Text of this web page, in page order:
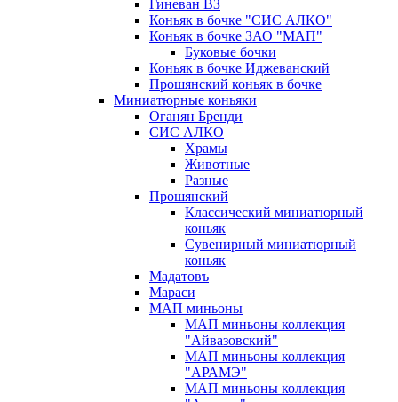
Гиневан ВЗ
Коньяк в бочке "СИС АЛКО"
Коньяк в бочке ЗАО "МАП"
Буковые бочки
Коньяк в бочке Иджеванский
Прошянский коньяк в бочке
Миниатюрные коньяки
Оганян Бренди
СИС АЛКО
Храмы
Животные
Разные
Прошянский
Классический миниатюрный
коньяк
Сувенирный миниатюрный
коньяк
Мадатовъ
Мараси
МАП миньоны
МАП миньоны коллекция
"Айвазовский"
МАП миньоны коллекция
"АРАМЭ"
МАП миньоны коллекция